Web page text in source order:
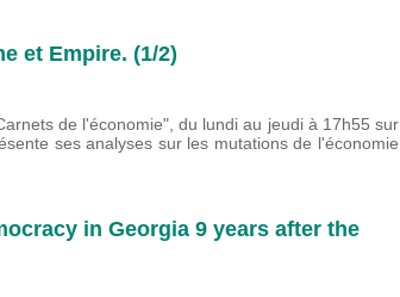
et Empire. (1/2)
de l'économie", du lundi au jeudi à 17h55 sur
ses analyses sur les mutations de l'économie
in Georgia 9 years after the